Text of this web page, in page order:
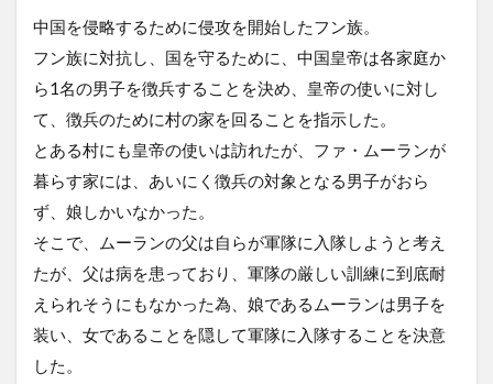
中国を侵略するために侵攻を開始したフン族。
フン族に対抗し、国を守るために、中国皇帝は各家庭か
ら1名の男子を徴兵することを決め、皇帝の使いに対し
て、徴兵のために村の家を回ることを指示した。
とある村にも皇帝の使いは訪れたが、ファ・ムーランが
暮らす家には、あいにく徴兵の対象となる男子がおら
ず、娘しかいなかった。
そこで、ムーランの父は自らが軍隊に入隊しようと考え
たが、父は病を患っており、軍隊の厳しい訓練に到底耐
えられそうにもなかった為、娘であるムーランは男子を
装い、女であることを隠して軍隊に入隊することを決意
した。